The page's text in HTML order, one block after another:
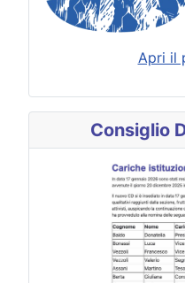
Apri il
Consiglio